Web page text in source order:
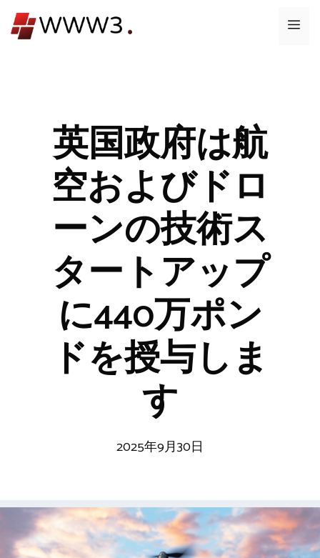
ン
メ
英国政府は航
空およびドロ
ーンの技術ス
タートアップ
に440万ポン
ドを授与しま
す
2025年9月30日